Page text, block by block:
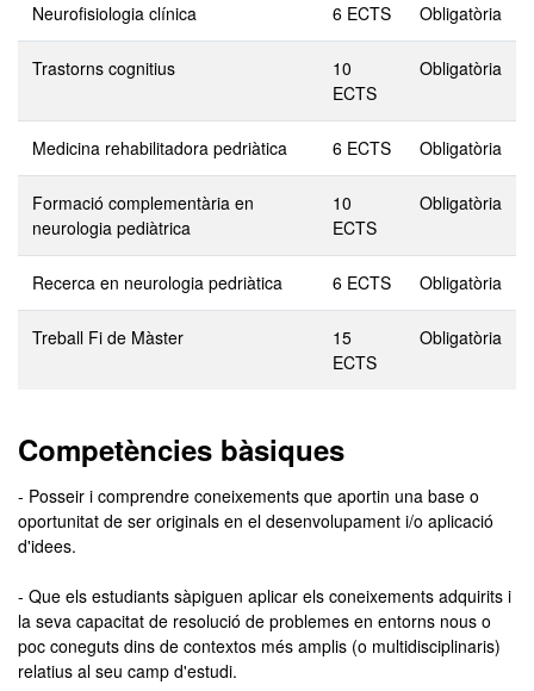
Neurofisiologia clínica 6 ECTS Obligatòria
Trastorns cognitius
10
ECTS
Obligatòria
Medicina rehabilitadora pedriàtica 6 ECTS Obligatòria
Formació complementària en
neurologia pediàtrica
10
ECTS
Obligatòria
Recerca en neurologia pedriàtica 6 ECTS Obligatòria
Treball Fi de Màster
15
ECTS
Obligatòria
Competències bàsiques
- Posseir i comprendre coneixements que aportin una base o
oportunitat de ser originals en el desenvolupament i/o aplicació
d'idees.
- Que els estudiants sàpiguen aplicar els coneixements adquirits i
la seva capacitat de resolució de problemes en entorns nous o
poc coneguts dins de contextos més amplis (o multidisciplinaris)
relatius al seu camp d'estudi.